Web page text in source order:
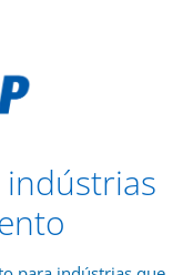
indústrias